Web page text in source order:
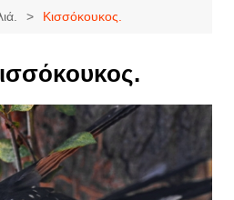
Κισσόκουκος.